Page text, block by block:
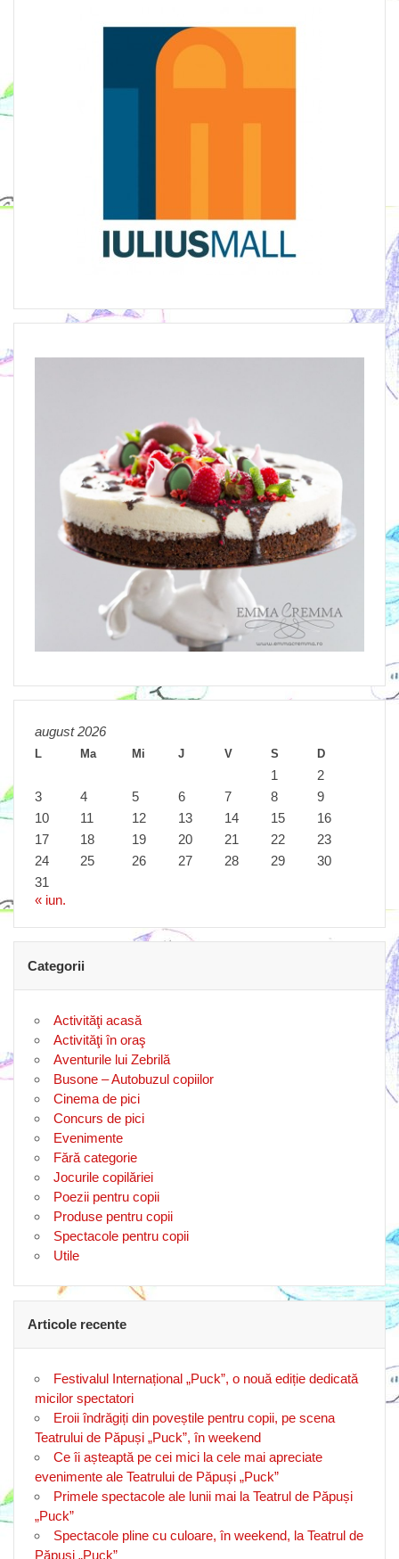
august 2026
L Ma Mi J V S D
1
2
3
4 5 6 7 8
9
10
11 12 13 14 15
16
17
18 19 20 21 22
23
24
25 26 27 28 29
30
31
« iun.
Categorii
Activităţi acasă
Activităţi în oraş
Aventurile lui Zebrilă
Busone – Autobuzul copiilor
Cinema de pici
Concurs de pici
Evenimente
Fără categorie
Jocurile copilăriei
Poezii pentru copii
Produse pentru copii
Spectacole pentru copii
Utile
Articole recente
Festivalul Internațional „Puck”, o nouă ediție dedicată
micilor spectatori
Eroii îndrăgiți din poveștile pentru copii, pe scena
Teatrului de Păpuși „Puck”, în weekend
Ce îi așteaptă pe cei mici la cele mai apreciate
evenimente ale Teatrului de Păpuși „Puck”
Primele spectacole ale lunii mai la Teatrul de Păpuși
„Puck”
Spectacole pline cu culoare, în weekend, la Teatrul de
Păpuși „Puck”